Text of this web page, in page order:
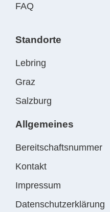
FAQ
Standorte
Lebring
Graz
Salzburg
Allgemeines
Bereitschaftsnummer
Kontakt
Impressum
Datenschutzerklärung